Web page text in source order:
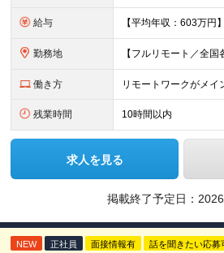
給与
勤務地
働き方 リモートワークがメイ
残業時間 10時間以内
求人を見る
掲載終了予定日：
NEW 正社員 面接情報有 話を聞きたい応募